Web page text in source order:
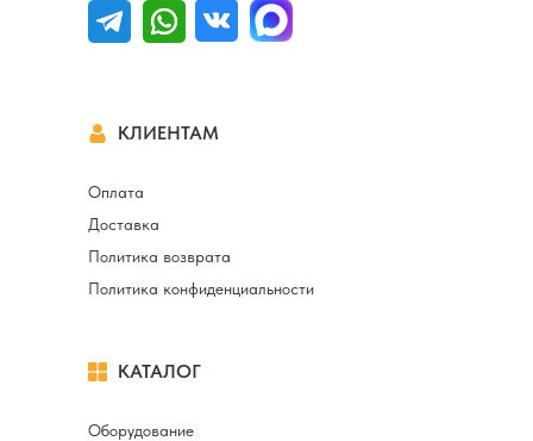
КАТАЛОГ
КЛИЕНТАМ
Оборудование
Оплата
Политика возврата
Доставка
Политика конфиденциальности